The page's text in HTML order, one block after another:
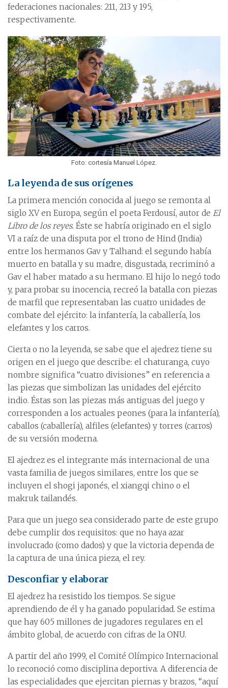
federaciones nacionales: 211, 213 y 195,
respectivamente.
Foto: cortesía Manuel López.
La leyenda de sus orígenes
La primera mención conocida al juego se remonta al
siglo XV en Europa, según el poeta Ferdousí, autor de El
Libro de los reyes. Éste se habría originado en el siglo
VI a raíz de una disputa por el trono de Hind (India)
entre los hermanos Gav y Talhand: el segundo había
muerto en batalla y su madre, disgustada, recriminó a
Gav el haber matado a su hermano. El hijo lo negó todo
y, para probar su inocencia, recreó la batalla con piezas
de marfil que representaban las cuatro unidades de
combate del ejército: la infantería, la caballería, los
elefantes y los carros.
Cierta o no la leyenda, se sabe que el ajedrez tiene su
origen en el juego que describe: el chaturanga, cuyo
nombre significa “cuatro divisiones” en referencia a
las piezas que simbolizan las unidades del ejército
indio. Éstas son las piezas más antiguas del juego y
corresponden a los actuales peones (para la infantería),
caballos (caballería), alfiles (elefantes) y torres (carros)
de su versión moderna.
El ajedrez es el integrante más internacional de una
vasta familia de juegos similares, entre los que se
incluyen el shogi japonés, el xiangqi chino o el
makruk tailandés.
Para que un juego sea considerado parte de este grupo
debe cumplir dos requisitos: que no haya azar
involucrado (como dados) y que la victoria dependa de
la captura de una única pieza, el rey.
Desconfiar y elaborar
El ajedrez ha resistido los tiempos. Se sigue
aprendiendo de él y ha ganado popularidad. Se estima
que hay 605 millones de jugadores regulares en el
ámbito global, de acuerdo con cifras de la ONU.
A partir del año 1999, el Comité Olímpico Internacional
lo reconoció como disciplina deportiva. A diferencia de
las especialidades que ejercitan piernas y brazos, “aquí